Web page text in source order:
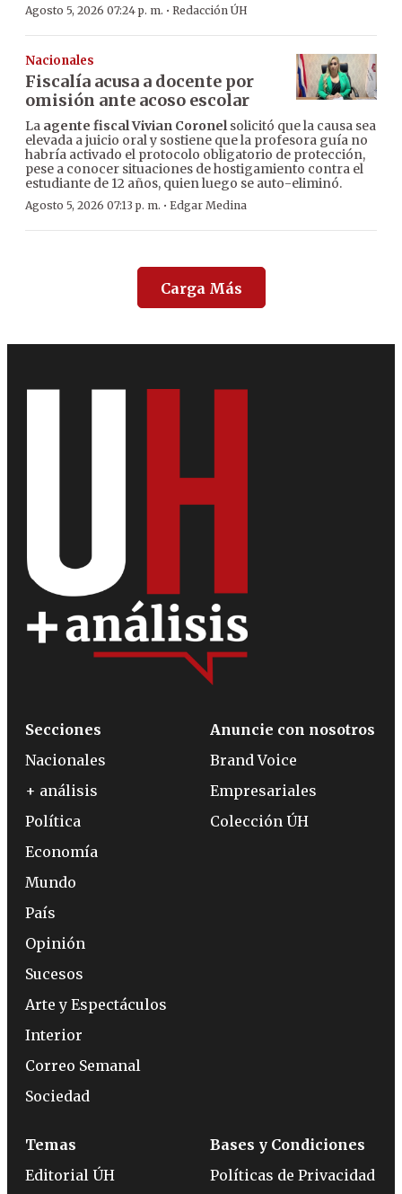
Agosto 5, 2026 07:24 p. m. · Redacción ÚH
Nacionales
Fiscalía acusa a docente por
omisión ante acoso escolar
La agente fiscal Vivian Coronelsolicitó que la causa sea
elevada a juicio oral y sostiene que la profesora guía no
habría activado el protocolo obligatorio de protección,
pese a conocer situaciones de hostigamiento contra el
estudiante de 12 años, quien luego se auto-eliminó.
Agosto 5, 2026 07:13 p. m. · Edgar Medina
Carga Más
Secciones
Nacionales
+ análisis
Política
Economía
Mundo
País
Opinión
Sucesos
Arte y Espectáculos
Interior
Correo Semanal
Sociedad
Anuncie con nosotros
Brand Voice
Empresariales
Colección ÚH
Temas
Editorial ÚH
Bases y Condiciones
Políticas de Privacidad